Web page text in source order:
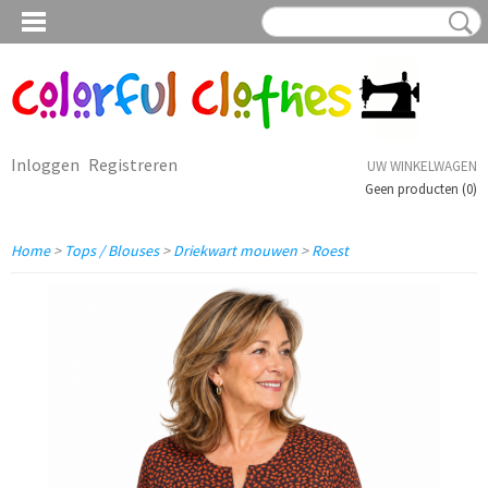
Inloggen Registreren
UW WINKELWAGEN
Geen producten (0)
Home> Tops / Blouses>Driekwart mouwen >Roest